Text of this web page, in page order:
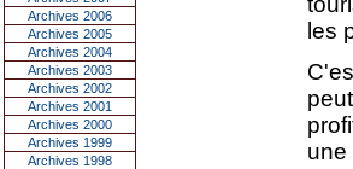
Archives 2006
Archives 2005
Archives 2004
Archives 2003
Archives 2002
Archives 2001
Archives 2000
Archives 1999
Archives 1998
les
une